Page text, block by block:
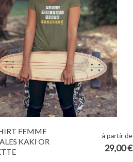
FEMME
KAKI OR
à partir de
29,00 €